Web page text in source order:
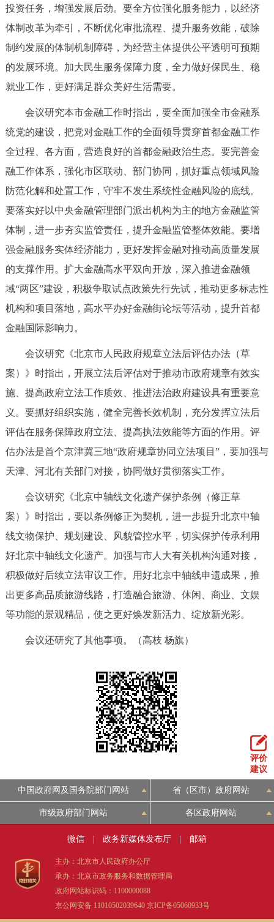
政民互动
参与调查 在线访谈 图说互动
北京概况 十六区概览 人文北京
绿色北京 图说北京 视频北京
多语种
ENGLISH 한국어 日本語
DEUTSCH FRANÇAIS РУССКИЙ ЯЗЫК
ESPAÑOL العربية PORTUGUÊS
回到顶部
投资任务，增强发展后劲。要全方位强化服务能力，以经济
体制改革为牵引，不断优化审批流程、提升服务效能，破除
制约发展的体制机制障碍，为经营主体提供公平透明可预期
的发展环境。加大民生服务保障力度，全力做好保民生、稳
就业工作，更好满足群众美好生活需要。
会议研究本市金融工作时指出，要全面加强全市金融系
统党的建设，把党对金融工作的全面领导贯穿首都金融工作
全过程、各方面，营造良好的首都金融政治生态。要完善金
融工作体系，强化市区联动、部门协同，抓好重点领域风险
防范化解和处置工作，守牢不发生系统性金融风险的底线。
要落实好以中央金融管理部门派出机构为主的地方金融监管
体制，进一步夯实监管责任，提升金融监管整体效能。要增
强金融服务实体经济能力，更好发挥金融对推动高质量发展
的支撑作用。扩大金融高水平双向开放，深入推进金融领
域“两区”建设，积极争取试点政策先行先试，推动更多标志性
机构和项目落地，高水平办好金融街论坛等活动，提升首都
金融国际影响力。
会议研究《北京市人民政府规章立法后评估办法（草
案）》时指出，开展立法后评估对于推动市政府规章有效实
施、提高政府立法工作质效、推进法治政府建设具有重要意
义。要抓好组织实施，健全完善长效机制，充分发挥立法后
评估在服务保障政府立法、提高执法效能等方面的作用。评
估办法是首个京津冀三地“政府规章协同立法项目”，要加强与
天津、河北有关部门对接，协同做好贯彻落实工作。
会议研究《北京中轴线文化遗产保护条例（修正草
案）》时指出，要以条例修正为契机，进一步提升北京中轴
线文物保护、规划建设、风貌管控水平，切实保护传承利用
好北京中轴线文化遗产。加强与市人大有关机构沟通对接，
积极做好后续立法审议工作。用好北京中轴线申遗成果，推
出更多高品质旅游线路，打造融合旅游、休闲、商业、文娱
等功能的景观精品，使之更好焕发新活力、绽放新光彩。
会议还研究了其他事项。（高枝 杨旗）
评价
建议
中国政府网及国务院部门网站 省（区市）政府网站
市级政府部门网站 各区政府网站
微信 政务新媒体发布厅 邮箱
主办：北京市人民政府办公厅
承办：北京市政务服务和数据管理局
政府网站标识码：1100000088
京公网安备 11010502039640 京ICP备05060933号